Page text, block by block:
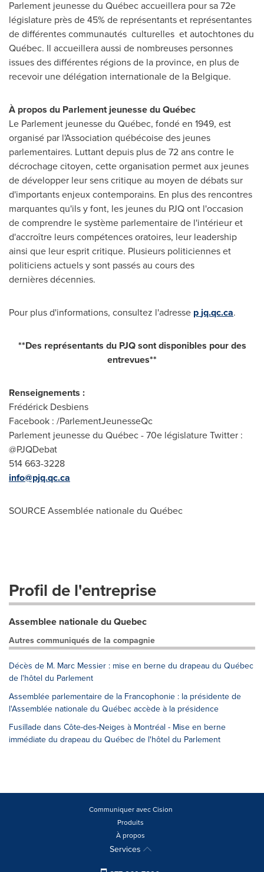
Parlement jeunesse du Québec accueillera pour sa 72e
législature près de 45% de représentants et représentantes
de différentes communautés culturelles et autochtones du
Québec. Il accueillera aussi de nombreuses personnes
issues des différentes régions de la province, en plus de
recevoir une délégation internationale de la Belgique.
À propos du Parlement jeunesse du Québec
Le Parlement jeunesse du Québec, fondé en 1949, est
organisé par l'Association québécoise des jeunes
parlementaires. Luttant depuis plus de 72 ans contre le
décrochage citoyen, cette organisation permet aux jeunes
de développer leur sens critique au moyen de débats sur
d'importants enjeux contemporains. En plus des rencontres
marquantes qu'ils y font, les jeunes du PJQ ont l'occasion
de comprendre le système parlementaire de l'intérieur et
d'accroître leurs compétences oratoires, leur leadership
ainsi que leur esprit critique. Plusieurs politiciennes et
politiciens actuels y sont passés au cours des
dernières décennies.
Pour plus d'informations, consultez l'adresse pjq.qc.ca.
**Des représentants du PJQ sont disponibles pour des
entrevues**
Renseignements :
Frédérick Desbiens
Facebook : /ParlementJeunesseQc
Parlement jeunesse du Québec - 70e législature Twitter :
@PJQDebat
514 663-3228
info@pjq.qc.ca
SOURCE Assemblée nationale du Québec
Profil de l'entreprise
Assemblee nationale du Quebec
Autres communiqués de la compagnie
Décès de M. Marc Messier : mise en berne du drapeau du Québec
de l'hôtel du Parlement
Assemblée parlementaire de la Francophonie : la présidente de
l'Assemblée nationale du Québec accède à la présidence
Fusillade dans Côte-des-Neiges à Montréal - Mise en berne
immédiate du drapeau du Québec de l'hôtel du Parlement
Communiquer avec Cision
Produits
À propos
Services